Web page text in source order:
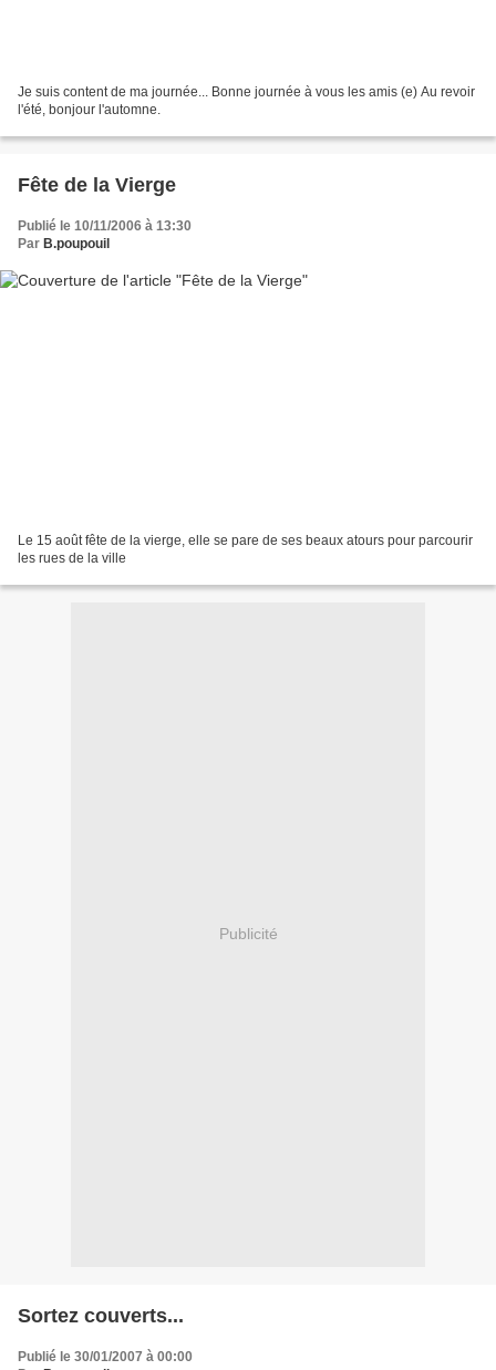
Je suis content de ma journée... Bonne journée à vous les amis (e) Au revoir
l'été, bonjour l'automne.
Fête de la Vierge
Publié le 10/11/2006 à 13:30
Par B.poupouil
Le 15 août fête de la vierge, elle se pare de ses beaux atours pour parcourir
les rues de la ville
Publicité
Sortez couverts...
Publié le 30/01/2007 à 00:00